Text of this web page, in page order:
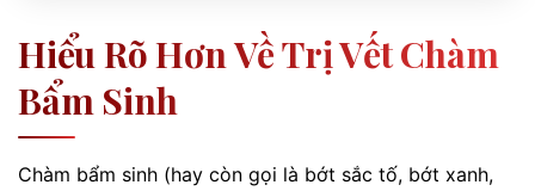
Hiểu Rõ Hơn Về Trị Vết Chàm
Bẩm Sinh
Chàm bẩm sinh (hay còn gọi là bớt sắc tố, bớt xanh,